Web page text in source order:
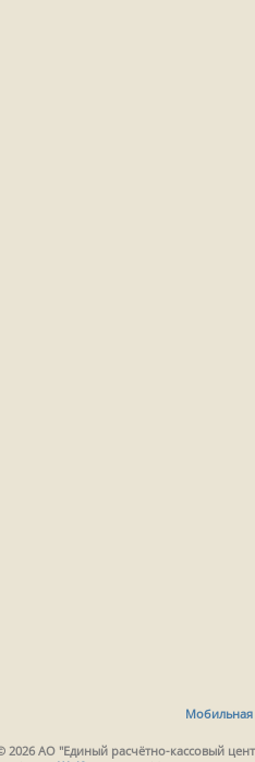
Мобильная
АО "Единый расчётно-кассовый